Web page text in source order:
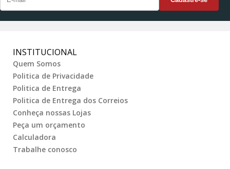
INSTITUCIONAL
Quem Somos
Politica de Privacidade
Politica de Entrega
Politica de Entrega dos Correios
Conheça nossas Lojas
Peça um orçamento
Calculadora
Trabalhe conosco